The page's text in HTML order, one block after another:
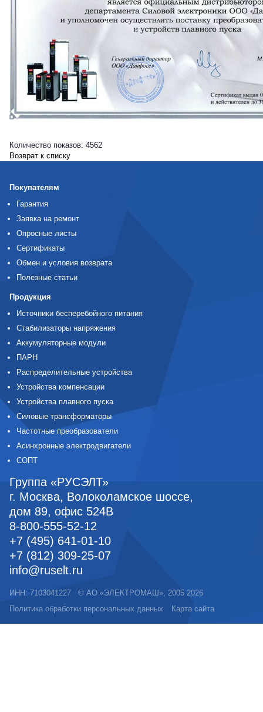
Количество показов: 4562
Возврат к списку
Покупателям
Гарантия
Заявка на ремонт
Опросные листы
Сертификаты
Обмен и условия возврата
Полезные статьи
Продукция
Источники бесперебойного питания
Стабилизаторы напряжения
Аккумуляторные модули
ПАРН
Распределительные устройства
Устройства компенсации
Устройства плавного пуска
Силовые трансформаторы
Частотные преобразователи
Асинхронные электродвигатели
СОПТ
Группа «РУСЭЛТ»
г. Москва, Волоколамское шоссе,
дом 89, офис 524В
8-800-555-52-12
+7 (495) 641-01-10
+7 (812) 309-25-07
info@ruselt.ru
ИНН: 7103041227 © АО «ЭЛЕКТРОМАШ», 2005 2026
Политика обработки персональных данных
Карта сайта